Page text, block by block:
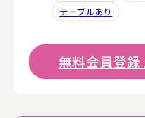
テーブルあり
無料会員登